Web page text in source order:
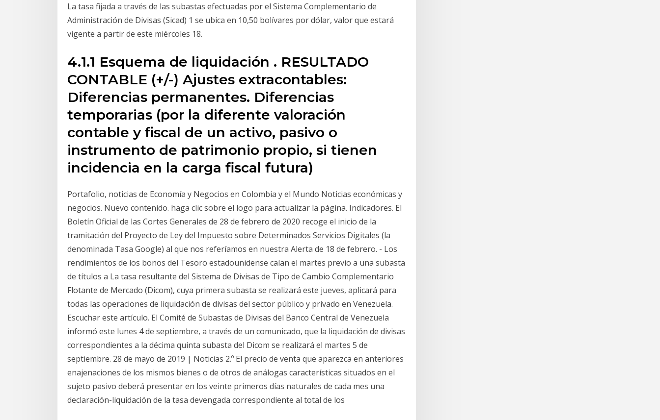
La tasa fijada a través de las subastas efectuadas por el Sistema Complementario de
Administración de Divisas (Sicad) 1 se ubica en 10,50 bolívares por dólar, valor que estará
vigente a partir de este miércoles 18.
4.1.1 Esquema de liquidación . RESULTADO
CONTABLE (+/-) Ajustes extracontables:
Diferencias permanentes. Diferencias
temporarias (por la diferente valoración
contable y fiscal de un activo, pasivo o
instrumento de patrimonio propio, si tienen
incidencia en la carga fiscal futura)
Portafolio, noticias de Economía y Negocios en Colombia y el Mundo Noticias económicas y
negocios. Nuevo contenido. haga clic sobre el logo para actualizar la página. Indicadores. El
Boletín Oficial de las Cortes Generales de 28 de febrero de 2020 recoge el inicio de la
tramitación del Proyecto de Ley del Impuesto sobre Determinados Servicios Digitales (la
denominada Tasa Google) al que nos referíamos en nuestra Alerta de 18 de febrero. - Los
rendimientos de los bonos del Tesoro estadounidense caían el martes previo a una subasta
de títulos a La tasa resultante del Sistema de Divisas de Tipo de Cambio Complementario
Flotante de Mercado (Dicom), cuya primera subasta se realizará este jueves, aplicará para
todas las operaciones de liquidación de divisas del sector público y privado en Venezuela.
Escuchar este artículo. El Comité de Subastas de Divisas del Banco Central de Venezuela
informó este lunes 4 de septiembre, a través de un comunicado, que la liquidación de divisas
correspondientes a la décima quinta subasta del Dicom se realizará el martes 5 de
septiembre. 28 de mayo de 2019 | Noticias 2.º El precio de venta que aparezca en anteriores
enajenaciones de los mismos bienes o de otros de análogas características situados en el
sujeto pasivo deberá presentar en los veinte primeros días naturales de cada mes una
declaración-liquidación de la tasa devengada correspondiente al total de los